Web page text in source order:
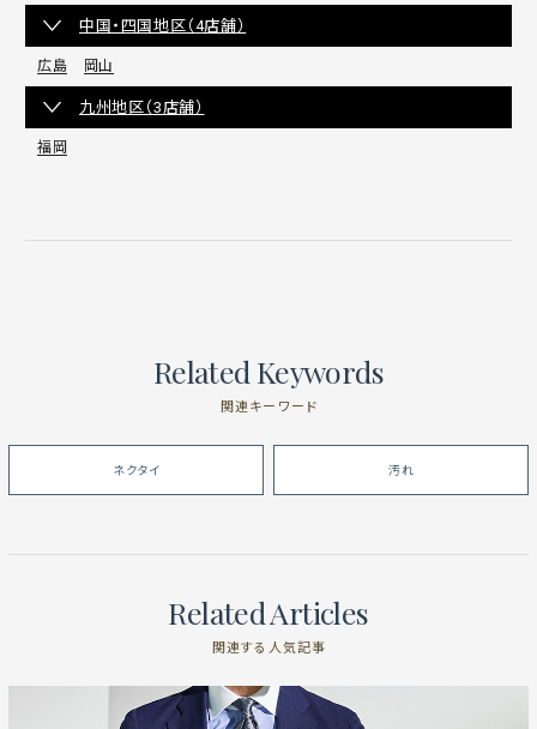
中国・四国地区（4店舗）
広島 岡山
九州地区（3店舗）
福岡
Related Keywords
関連キーワード
ネクタイ 汚れ
Related Articles
関連する人気記事